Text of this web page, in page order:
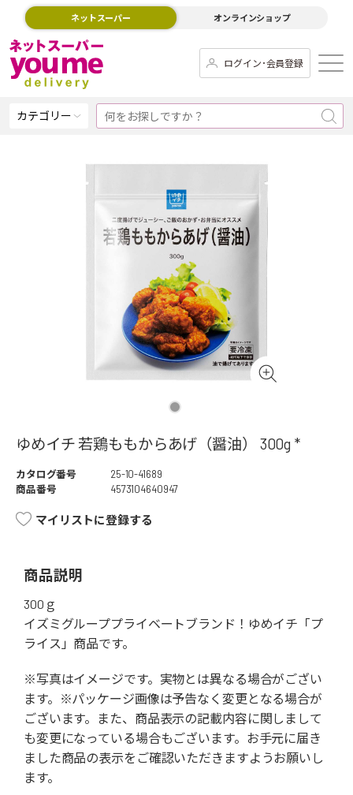
ネットスーパー オンラインショップ
ログイン･会員登録
カテゴリー
ゆめイチ 若鶏ももからあげ（醤油） 300g *
カタログ番号
25-10-41689
商品番号
4573104640947
マイリストに登録する
商品説明
300ｇ
イズミグループプライベートブランド！ゆめイチ「プ
ライス」商品です。
※写真はイメージです。実物とは異なる場合がござい
ます。※パッケージ画像は予告なく変更となる場合が
ございます。また、商品表示の記載内容に関しまして
も変更になっている場合もございます。お手元に届き
ました商品の表示をご確認いただきますようお願いし
ます。